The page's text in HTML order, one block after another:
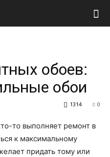
обоев:
обои
0
1314
то выполняет ремонт в
к максимальному
придать тому или